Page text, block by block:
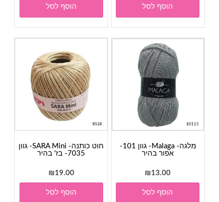
הוסף לסל הוסף לסל
מלגה- Malaga- גוון 101-
אפור בהיר
₪13.00
הוסף לסל
חוט כותנה- SARA Mini- גוון
7035- בז' בהיר
₪19.00
הוסף לסל